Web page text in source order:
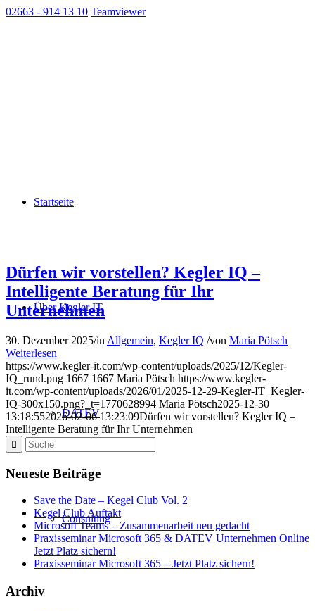
02663 - 914 13 10 Teamviewer
Startseite
Über Kegler IT
DATEV
Consulting
Dürfen wir vorstellen? Kegler IQ –
Intelligente Beratung für Ihr
Unternehmen
30. Dezember 2025/in Allgemein, Kegler IQ /von Maria Pötsch
Weiterlesen
https://www.kegler-it.com/wp-content/uploads/2025/12/Kegler-
IQ_rund.png 1667 1667 Maria Pötsch https://www.kegler-
it.com/wp-content/uploads/2026/01/2025-12-29-Kegler-IT_Kegler-
IQ-300x150.png?_t=1770628994 Maria Pötsch2025-12-30
13:18:552026-02-06 13:23:09Dürfen wir vorstellen? Kegler IQ –
Intelligente Beratung für Ihr Unternehmen
Neueste Beiträge
Save the Date – Kegel Club Vol. 2
Kegel Club Auftakt
Microsoft Teams – Zusammenarbeit neu gedacht
Praxisseminar Microsoft 365 & DATEV Unternehmen Online
Jetzt Platz sichern!
Praxisseminar Microsoft 365 – Jetzt Platz sichern!
Archiv